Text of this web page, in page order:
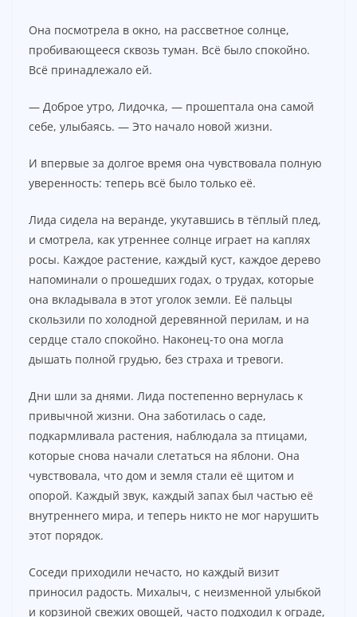
Она посмотрела в окно, на рассветное солнце,
пробивающееся сквозь туман. Всё было спокойно.
Всё принадлежало ей.
— Доброе утро, Лидочка, — прошептала она самой
себе, улыбаясь. — Это начало новой жизни.
И впервые за долгое время она чувствовала полную
уверенность: теперь всё было только её.
Лида сидела на веранде, укутавшись в тёплый плед,
и смотрела, как утреннее солнце играет на каплях
росы. Каждое растение, каждый куст, каждое дерево
напоминали о прошедших годах, о трудах, которые
она вкладывала в этот уголок земли. Её пальцы
скользили по холодной деревянной перилам, и на
сердце стало спокойно. Наконец-то она могла
дышать полной грудью, без страха и тревоги.
Дни шли за днями. Лида постепенно вернулась к
привычной жизни. Она заботилась о саде,
подкармливала растения, наблюдала за птицами,
которые снова начали слетаться на яблони. Она
чувствовала, что дом и земля стали её щитом и
опорой. Каждый звук, каждый запах был частью её
внутреннего мира, и теперь никто не мог нарушить
этот порядок.
Соседи приходили нечасто, но каждый визит
приносил радость. Михалыч, с неизменной улыбкой
и корзиной свежих овощей, часто подходил к ограде,